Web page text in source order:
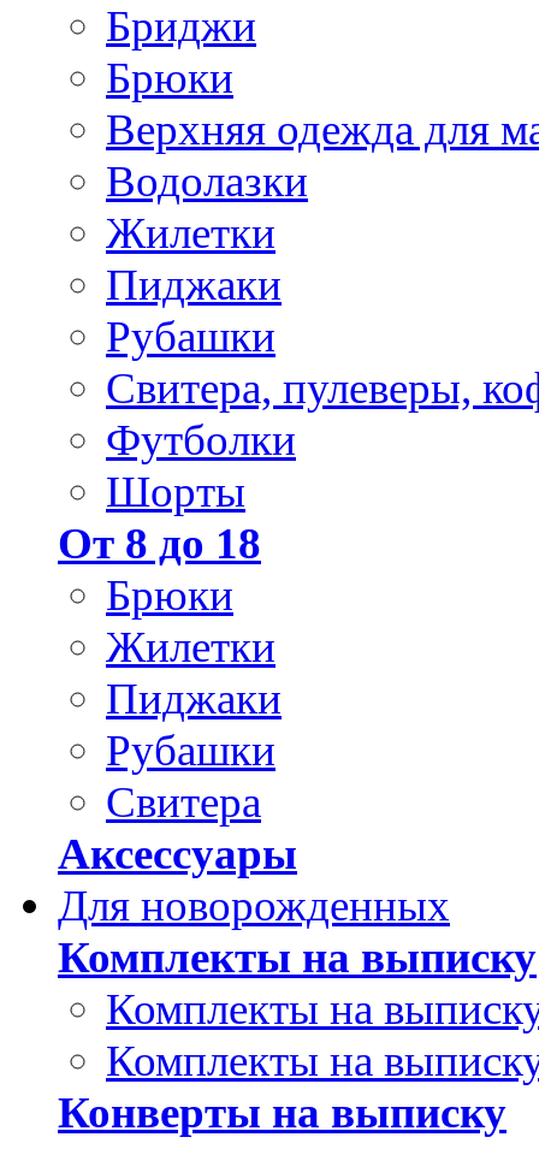
Бриджи
Брюки
Верхняя одежда для
Водолазки
Жилетки
Пиджаки
Рубашки
Свитера, пулеверы,
Футболки
Шорты
От 8 до 18
Брюки
Жилетки
Пиджаки
Рубашки
Свитера
Аксессуары
Для новорожденных
Комплекты на выписку
Комплекты на
Комплекты на
Конверты на выписку